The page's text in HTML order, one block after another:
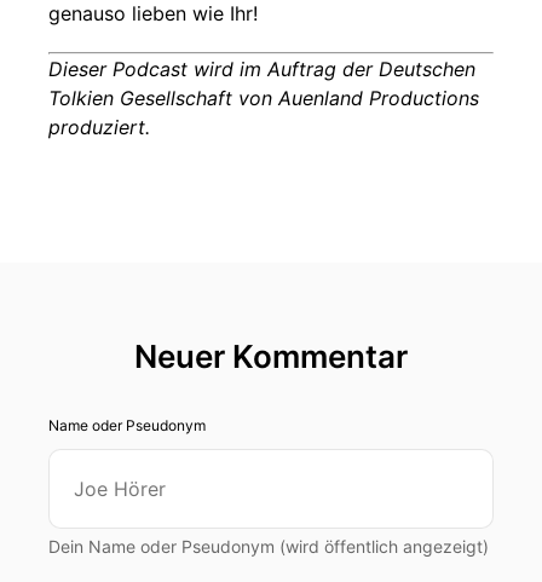
genauso lieben wie Ihr!
Dieser Podcast wird im Auftrag der Deutschen
Tolkien Gesellschaft von Auenland Productions
produziert.
Neuer Kommentar
Name oder Pseudonym
Dein Name oder Pseudonym (wird öffentlich angezeigt)